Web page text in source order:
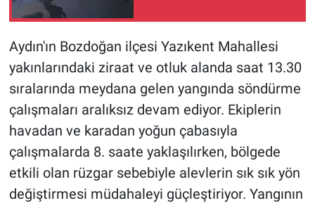
Aydın'ın Bozdoğan ilçesi Yazıkent Mahallesi
yakınlarındaki ziraat ve otluk alanda saat 13.30
sıralarında meydana gelen yangında söndürme
çalışmaları aralıksız devam ediyor. Ekiplerin
havadan ve karadan yoğun çabasıyla
çalışmalarda 8. saate yaklaşılırken, bölgede
etkili olan rüzgar sebebiyle alevlerin sık sık yön
değiştirmesi müdahaleyi güçleştiriyor. Yangının